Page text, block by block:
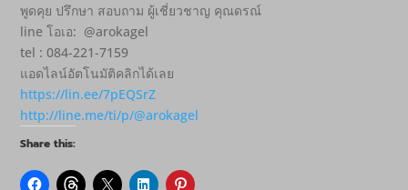
พูดคุย ปรึกษา สอบถาม ผู้เชี่ยวชาญ คุณดรณ์
line โอเอ: @arokagel
tel : 084-221-7159
แอดไลน์อัตโนมัติคลิกได้เลย
https://lin.ee/7pEQSrZ
http://line.me/ti/p/@arokagel
Share this: